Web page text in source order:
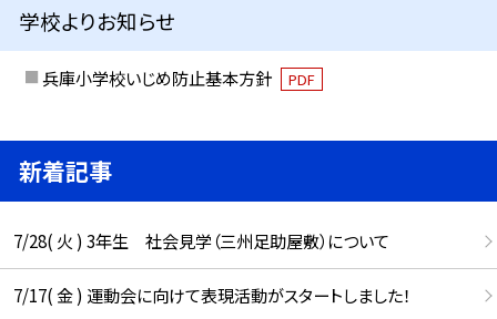
学校よりお知らせ
兵庫小学校いじめ防止基本方針 PDF
新着記事
7/28( 火 ) 3年生 社会見学（三州足助屋敷）について
7/17( 金 ) 運動会に向けて表現活動がスタートしました！